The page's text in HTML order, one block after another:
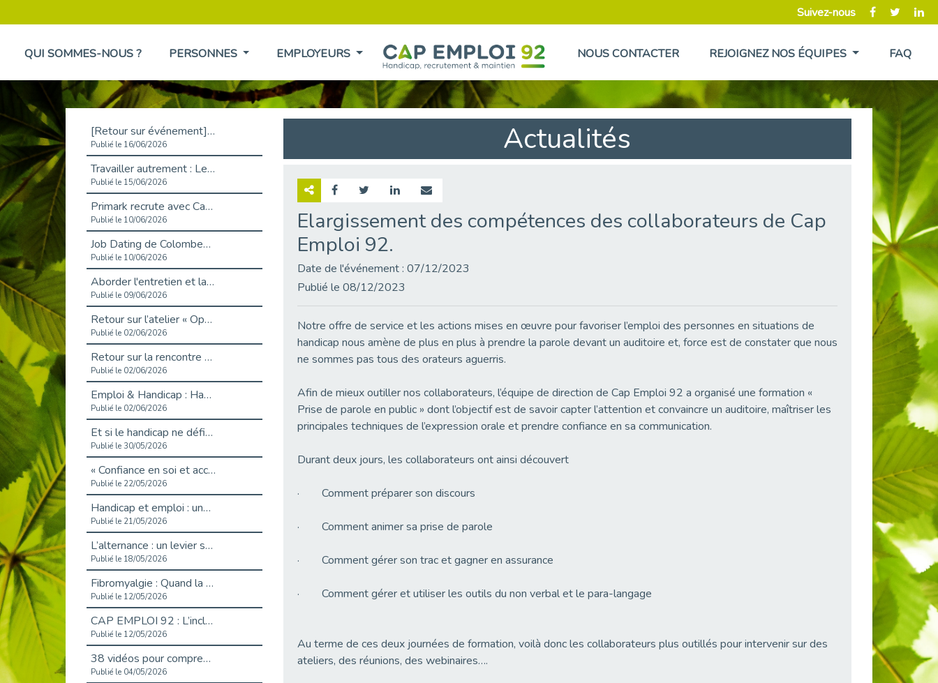
Suivez-nous
QUI SOMMES-NOUS ? PERSONNES EMPLOYEURS NOUS CONTACTER REJOIGNEZ NOS ÉQUIPES FAQ
[Retour sur événement] L'inclusion au cœur de la Place de l'Emploi à La Défense !
Publié le 16/06/2026
Travailler autrement : Le défi de l'intégration des maladies chroniques en entreprise
Publié le 15/06/2026
Primark recrute avec Cap Emploi 92, une matinée couronnée de succès !
Publié le 10/06/2026
Job Dating de Colombes – Emploi et Insertion
Publié le 10/06/2026
Aborder l'entretien et la situation de handicap en toute confiance
Publié le 09/06/2026
Retour sur l’atelier « Optimiser sa recherche d’emploi »
Publié le 02/06/2026
Retour sur la rencontre entre Cap Emploi 92 et Thales (Campus Meudon)
Publié le 02/06/2026
Emploi & Handicap : Hachette Livre et Cap emploi 92 renforcent leur collaboration
Publié le 02/06/2026
Et si le handicap ne définissait plus la carrière ?
Publié le 30/05/2026
« Confiance en soi et acceptation du handicap » : un levier puissant vers l’emploi
Publié le 22/05/2026
Handicap et emploi : une matinée pour briser les tabous
Publié le 21/05/2026
L’alternance : un levier stratégique pour recruter et inclure durablement
Publié le 18/05/2026
Fibromyalgie : Quand la douleur invisible s’invite au bureau
Publié le 12/05/2026
CAP EMPLOI 92 : L’inclusion portée à son sommet, bien au-delà des quotas
Publié le 12/05/2026
38 vidéos pour comprendre et agir durablement
Publié le 04/05/2026
Actualités
Elargissement des compétences des collaborateurs de Cap
Emploi 92.
Date de l'événement : 07/12/2023
Publié le 08/12/2023
Notre offre de service et les actions mises en œuvre pour favoriser l’emploi des personnes en situations de
handicap nous amène de plus en plus à prendre la parole devant un auditoire et, force est de constater que nous
ne sommes pas tous des orateurs aguerris.
Afin de mieux outiller nos collaborateurs, l’équipe de direction de Cap Emploi 92 a organisé une formation «
Prise de parole en public » dont l’objectif est de savoir capter l’attention et convaincre un auditoire, maîtriser les
principales techniques de l’expression orale et prendre confiance en sa communication.
Durant deux jours, les collaborateurs ont ainsi découvert
· Comment préparer son discours
· Comment animer sa prise de parole
· Comment gérer son trac et gagner en assurance
· Comment gérer et utiliser les outils du non verbal et le para-langage
Au terme de ces deux journées de formation, voilà donc les collaborateurs plus outillés pour intervenir sur des
ateliers, des réunions, des webinaires….